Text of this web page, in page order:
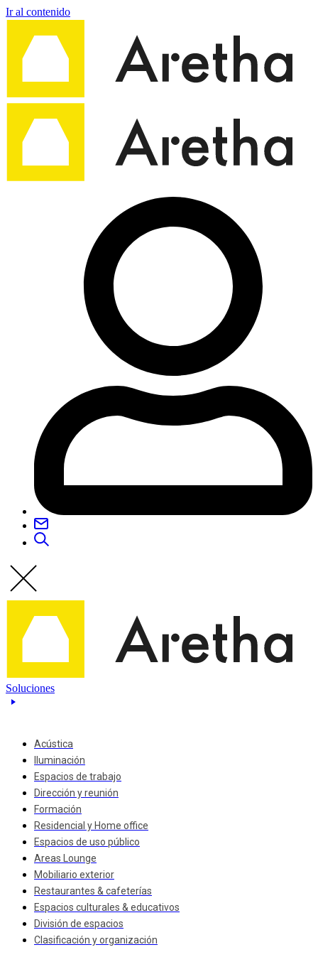
Ir al contenido
Soluciones
Acústica
Iluminación
Espacios de trabajo
Dirección y reunión
Formación
Residencial y Home office
Espacios de uso público
Areas Lounge
Mobiliario exterior
Restaurantes & cafeterías
Espacios culturales & educativos
División de espacios
Clasificación y organización